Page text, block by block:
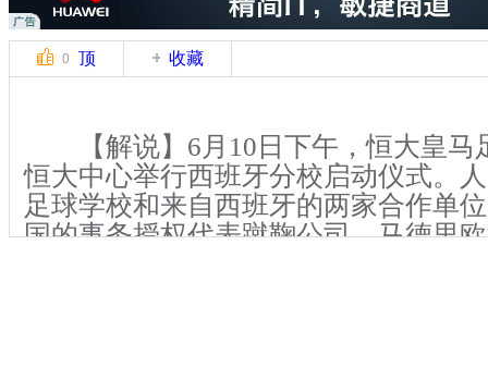
0 顶 收藏
【解说】6月10日下午，恒大皇马
恒大中心举行西班牙分校启动仪式。
足球学校和来自西班牙的两家合作单
国的事务授权代表蹴鞠公司，马德里